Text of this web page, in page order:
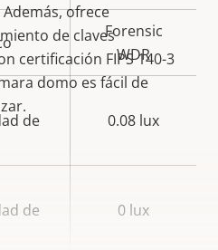
ofrece
de claves
certificación FIPS 140-3
domo es fácil de
Forensic
WDR
de
0.08 lux
de
0 lux